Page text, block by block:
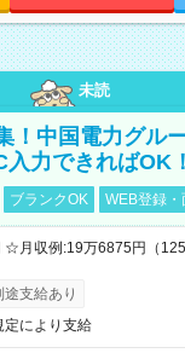
未読
！中国電力グル
力できればOK！
ブランクOK WEB登録・
☆月収例:19万6875円（
支給あり
定により支給